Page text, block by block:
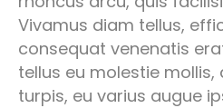
Vivamus diam tellus,
consequat venenatis
tellus eu molestie
turpis, eu varius augue